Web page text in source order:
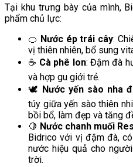
Tại khu trưng bày của mình,
phẩm chủ lực:
🍊 Nước ép trái cây:
vị thiên nhiên, bổ sung
☕ Cà phê lon: Đậm đà
và hợp gu giới trẻ.
🕊 Nước yến sào nha
túy giữa yến sào thiên
bồi bổ, làm đẹp và tăng
🍋 Nước chanh muối
Bidrico với vị đậm đà,
nước hiệu quả cho
trời.